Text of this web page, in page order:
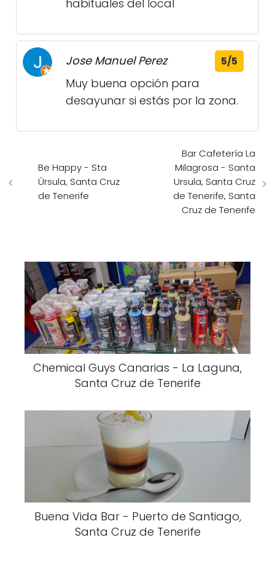
habituales del local
Jose Manuel Perez 5/5
Muy buena opción para
desayunar si estás por la zona.
Be Happy - Sta
Úrsula, Santa Cruz
de Tenerife
Bar Cafetería La
Milagrosa - Santa
Ursula, Santa Cruz
de Tenerife, Santa
Cruz de Tenerife
Chemical Guys Canarias - La Laguna,
Santa Cruz de Tenerife
Buena Vida Bar - Puerto de Santiago,
Santa Cruz de Tenerife